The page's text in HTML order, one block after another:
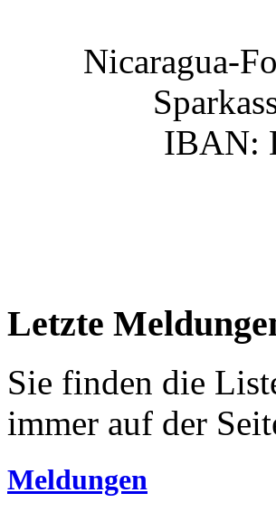
Nicaragua-
IBAN:
Letzte
Sie finden die
immer auf der
Meldungen